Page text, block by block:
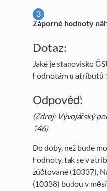
Záporné hodnoty
Dotaz:
Jaké je stanovisko
hodnotám u atributů
Odpověď:
(Zdroj: Vývojářský
146)
Do doby, než bude
hodnoty, tak se v
zúčtované (10337),
(10338) budou v